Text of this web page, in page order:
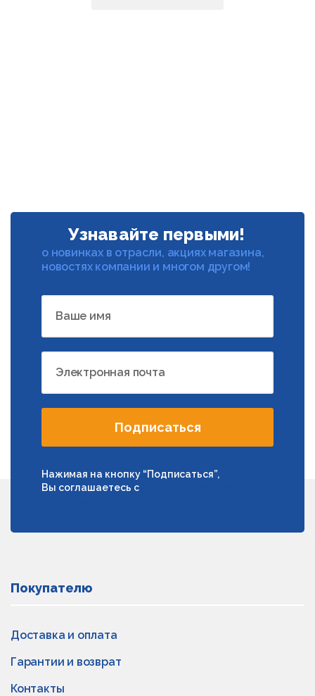
Узнавайте первыми!
о новинках в отрасли, акциях магазина,
новостях компании и многом другом!
Ваше имя
Электронная почта
Подписаться
Нажимая на кнопку “Подписаться”,
Вы соглашаетесь с
Покупателю
Доставка и оплата
Гарантии и возврат
Контакты